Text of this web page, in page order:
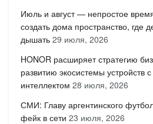
Июль и август — непростое
создать дома пространство, где
дышать 29 июля, 2026
HONOR расширяет стратегию
развитию экосистемы устройств
интеллектом 28 июля, 2026
СМИ: Главу аргентинского
фейк в сети 23 июля, 2026